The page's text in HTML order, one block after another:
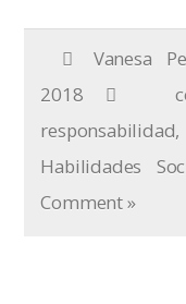
Vanesa
2018
responsabilidad,
Habilidades
Comment »